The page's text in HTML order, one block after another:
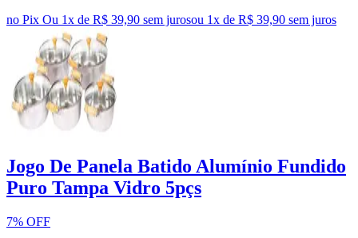
no Pix Ou 1x de R$ 39,90 sem jurosou 1x de R$ 39,90 sem juros
Jogo De Panela Batido Alumínio Fundido
Puro Tampa Vidro 5pçs
7% OFF